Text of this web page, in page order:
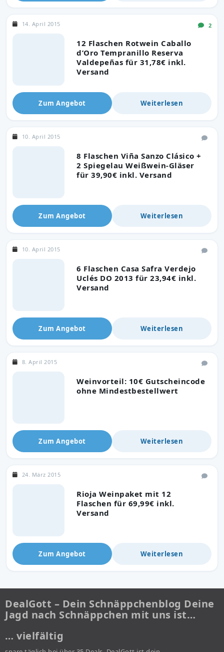
12 Flaschen Rotwein Caballo
d’Oro Tempranillo Reserva
Valdepeñas für 31,78€ inkl.
Versand
14. April 2015 2
Zum Angebot Weiterlesen
8 Flaschen Viña Sanzo Clásico +
2 Spiegelau Weißwein-Gläser
für 39,90€ inkl. Versand
10. April 2015
Zum Angebot Weiterlesen
6 Flaschen Casa Safra Verdejo
Uclés DO 2013 für 23,94€ inkl.
Versand
10. April 2015
Zum Angebot Weiterlesen
Weinvorteil: 10€ Gutscheincode
ohne Mindestbestellwert
8. April 2015
Zum Angebot Weiterlesen
Rioja Weinpaket mit 12
Flaschen für 69,99€ inkl.
Versand
24. März 2015
Zum Angebot Weiterlesen
DealGott – Dein Schnäppchenblog Deine
Jagd nach Schnäppchen mit uns ist…
… vielfältig